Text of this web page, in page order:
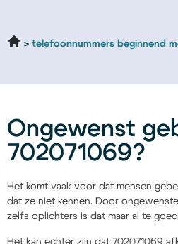
telefoonnummers beginnend
Ongewenst
702071069?
Het komt vaak voor dat mensen
dat ze niet kennen. Door
zelfs oplichters is dat maar al te
Het kan echter zijn dat 702071069